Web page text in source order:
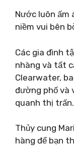
Nước luôn ấm
niềm vui bên
Các gia đình
nhàng và tất
Clearwater,
đường phố và
quanh thị trấn.
Thủy cung
hàng để bạn